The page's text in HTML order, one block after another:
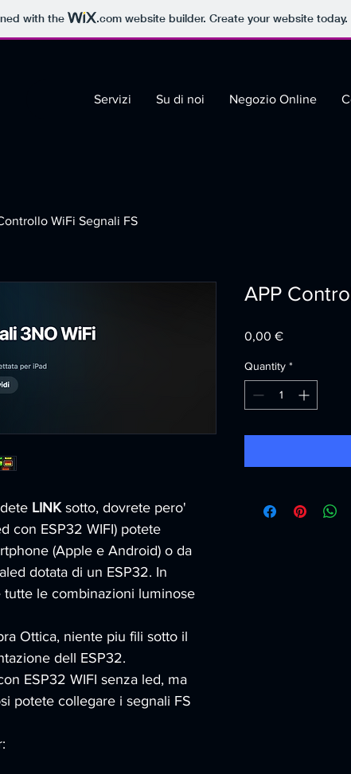
with the .comwebsite builder. Create your website today.
Servizi Su di noi Negozio Online
WiFi Segnali FS
LINK sotto, dovrete pero'
con ESP32 WIFI) potete
(Apple e Android) o da
dotata di un ESP32. In
le combinazioni luminose
Ottica, niente piu fili sotto il
dell ESP32.
ESP32 WIFI senza led, ma
potete collegare i segnali FS
APP
0,00 €Price
Quantity *